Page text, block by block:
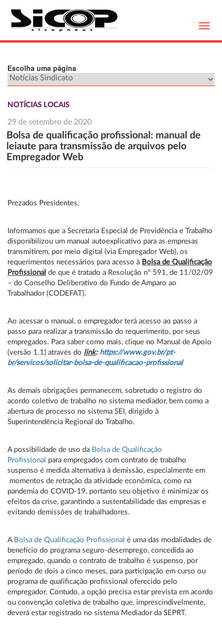
Escolha uma página
NOTÍCIAS LOCAIS
29 de setembro de 2020
Bolsa de qualificação profissional: manual de
leiaute para transmissão de arquivos pelo
Empregador Web
Prezados Presidentes,
Informamos que a Secretaria Especial de Previdência e Trabalho
disponibilizou um manual autoexplicativo para as empresas
transmitirem, por meio digital (via Empregador Web), os
requerimentos necessários para acesso à Bolsa de Qualificação
Profissional de que é tratado a Resolução nº 591, de 11/02/09
– do Conselho Deliberativo do Fundo de Amparo ao
Trabalhador (CODEFAT).
Ao acessar o manual, o empregador terá acesso ao passo a
passo para realizar a transmissão do requerimento, por seus
empregados. Para saber como mais, clique no Manual de Apoio
(versão 1.1) através do link: https://www.gov.br/pt-
br/servicos/solicitar-bolsa-de-qualificacao-profissional
As demais obrigações permanecem, sobretudo o registro do
acordo coletivo de trabalho no sistema mediador, bem como a
abertura de processo no sistema SEI, dirigido à
Superintendência Regional do Trabalho.
A possibilidade de uso da Bolsa de Qualificação
Profissional para empregados com contrato de trabalho
suspenso é medida alternativa à demissão, especialmente em
momentos de retração da atividade econômica, como na
pandemia do COVID-19, portanto seu objetivo é minimizar os
efeitos da crise, garantindo a sustentabilidade das empresas e
evitando demissões de trabalhadores.
A Bolsa de Qualificação Profissional é uma das modalidades de
benefício do programa seguro-desemprego, concedida ao
empregado, quando o contrato de trabalho é suspenso, por
período de dois a cinco meses, para participação em curso ou
programa de qualificação profissional oferecido pelo
empregador. Contudo, a opção precisa estar prevista em acordo
ou convenção coletiva de trabalho que, imprescindivelmente,
deverá estar registrado no sistema Mediador da SEPRT.